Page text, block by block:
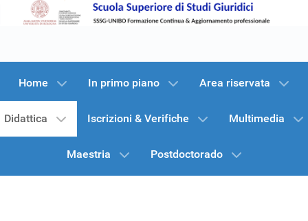
Home In primo piano Area riservata
Didattica Iscrizioni & Verifiche Multimedia
Maestria Postdoctorado